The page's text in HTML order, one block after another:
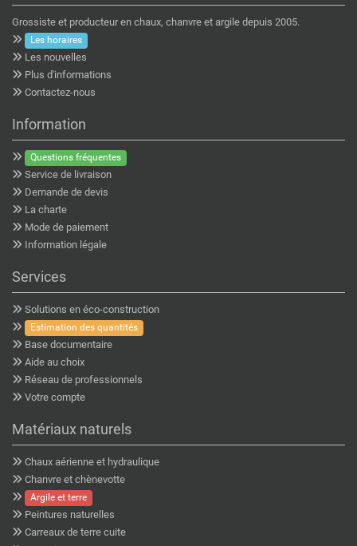
Grossiste et producteur en chaux, chanvre et argile depuis 2005.
Les horaires
Les nouvelles
Plus d'informations
Contactez-nous
Information
Questions fréquentes
Service de livraison
Demande de devis
La charte
Mode de paiement
Information légale
Services
Solutions en éco-construction
Estimation des quantités
Base documentaire
Aide au choix
Réseau de professionnels
Votre compte
Matériaux naturels
Chaux aérienne et hydraulique
Chanvre et chènevotte
Argile et terre
Peintures naturelles
Carreaux de terre cuite